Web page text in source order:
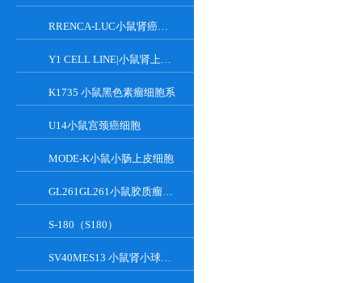
RRENCA-LUC小鼠肾癌细胞LUC转染株
Y1 CELL LINE|小鼠肾上腺皮质瘤细胞
K1735 小鼠黑色素瘤细胞系
U14小鼠宫颈癌细胞
MODE-K小鼠小肠上皮细胞
GL261GL261小鼠胶质瘤细胞
S-180（S180）
SV40MES13 小鼠肾小球系膜细胞